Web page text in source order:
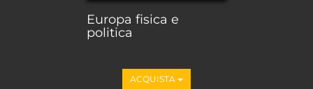
Europa fisica e
politica
ACQUISTA